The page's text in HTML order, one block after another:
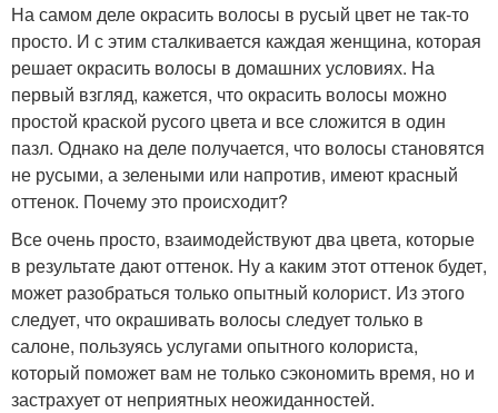
На самом деле окрасить волосы в русый цвет не так-то
просто. И с этим сталкивается каждая женщина, которая
решает окрасить волосы в домашних условиях. На
первый взгляд, кажется, что окрасить волосы можно
простой краской русого цвета и все сложится в один
пазл. Однако на деле получается, что волосы становятся
не русыми, а зелеными или напротив, имеют красный
оттенок. Почему это происходит?
Все очень просто, взаимодействуют два цвета, которые
в результате дают оттенок. Ну а каким этот оттенок будет,
может разобраться только опытный колорист. Из этого
следует, что окрашивать волосы следует только в
салоне, пользуясь услугами опытного колориста,
который поможет вам не только сэкономить время, но и
застрахует от неприятных неожиданностей.